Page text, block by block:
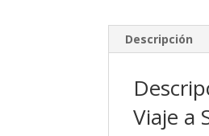
Descripción
Viaje a